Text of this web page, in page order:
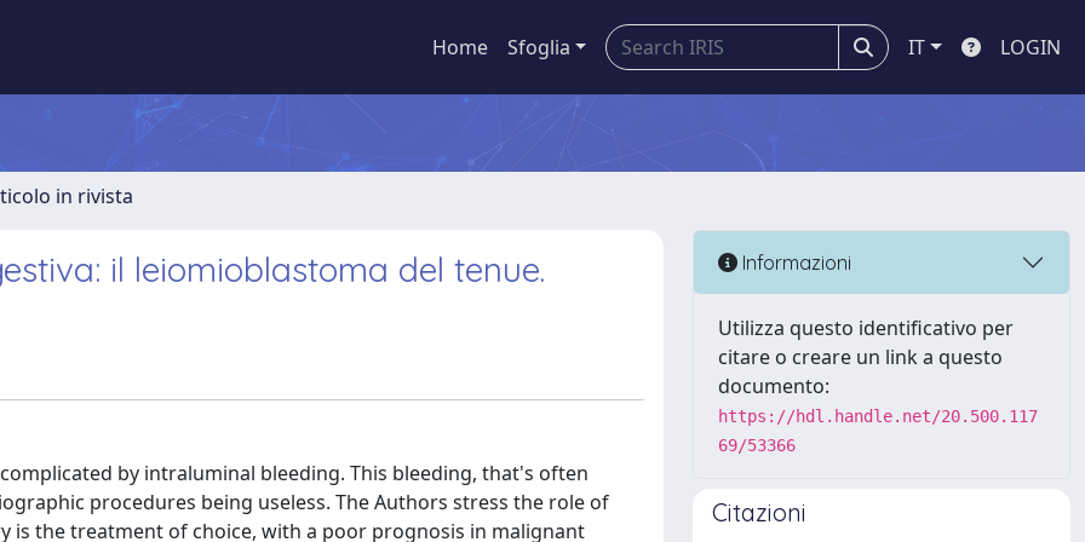
Home Sfoglia IT LOGIN
in rivista
il leiomioblastoma del tenue.
by intraluminal bleeding. This bleeding, that's often
procedures being useless. The Authors stress the role of
is the treatment of choice, with a poor prognosis in malignant
Informazioni
Utilizza questo identificativo per
citare o creare un link a questo
documento:
https://hdl.handle.net/20.500.117
69/53366
Citazioni